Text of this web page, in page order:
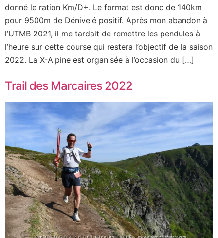
donné le ration Km/D+. Le format est donc de 140km
pour 9500m de Dénivelé positif. Après mon abandon à
l’UTMB 2021, il me tardait de remettre les pendules à
l’heure sur cette course qui restera l’objectif de la saison
2022. La X-Alpine est organisée à l’occasion du […]
Trail des Marcaires 2022